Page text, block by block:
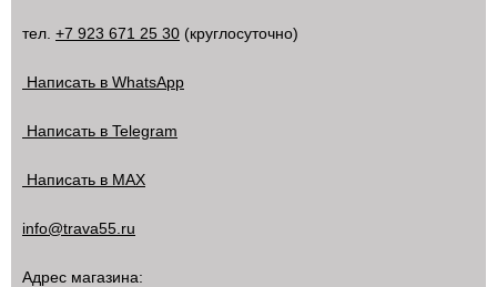
тел. +7 923 671 25 30 (круглосуточно)
Написать в WhatsApp
Написать в Telegram
Написать в MAX
info@trava55.ru
Адрес магазина: